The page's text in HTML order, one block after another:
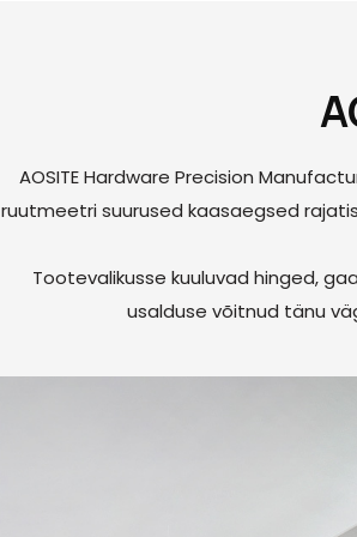
AOSITE Hardware Precision
ruutmeetri suurused kaasaegsed
Tootevalikusse kuuluvad hinged,
usalduse võitnud tänu